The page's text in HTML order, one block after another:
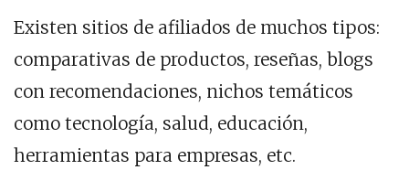
Existen sitios de afiliados de muchos tipos:
comparativas de productos, reseñas, blogs
con recomendaciones, nichos temáticos
como tecnología, salud, educación,
herramientas para empresas, etc.